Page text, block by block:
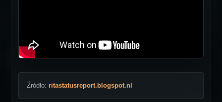
Źródło: ritastatusreport.blogspot.nl